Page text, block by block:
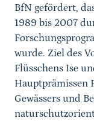
BfN gefördert,
1989 bis 2007
wurde. Ziel des
Flüsschens Ise
Hauptprämissen
Gewässers und